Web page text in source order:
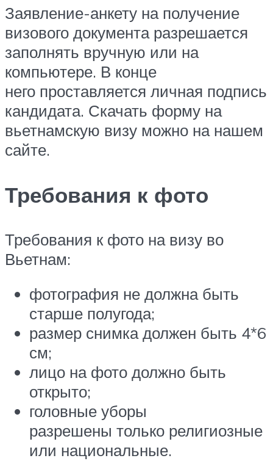
Заявление-анкету на получение
визового документа разрешается
заполнять вручную или на
компьютере. В конце
него проставляется личная подпись
кандидата. Скачать форму на
вьетнамскую визу можно на нашем
сайте.
Требования к фото
Требования к фото на визу во
Вьетнам:
фотография не должна быть
старше полугода;
размер снимка должен быть 4*6
см;
лицо на фото должно быть
открыто;
головные уборы
разрешены только религиозные
или национальные.